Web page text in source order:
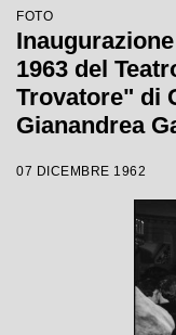
FOTO
1963 del
Trovatore" di
Gianandrea
07 DICEMBRE 1962